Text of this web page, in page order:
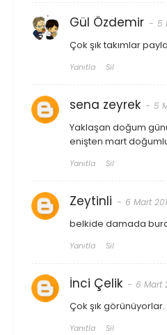
Gül Özdemir 5
Çok şık takımlar
Yanıtla Sil
sena zeyrek 5
Yaklaşan doğum
enişten mart
Yanıtla Sil
Zeytinli 6 Mart
belkide damada
Yanıtla Sil
İnci Çelik 6 Mart
Çok şık görünüyorlar.
Yanıtla Sil